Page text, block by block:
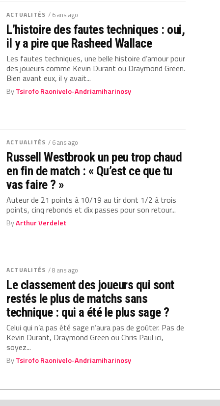
ACTUALITÉS / 6 ans ago
L’histoire des fautes techniques : oui,
il y a pire que Rasheed Wallace
Les fautes techniques, une belle histoire d’amour pour
des joueurs comme Kevin Durant ou Draymond Green.
Bien avant eux, il y avait...
ByTsirofo Raonivelo-Andriamiharinosy
ACTUALITÉS / 6 ans ago
Russell Westbrook un peu trop chaud
en fin de match : « Qu’est ce que tu
vas faire ? »
Auteur de 21 points à 10/19 au tir dont 1/2 à trois
points, cinq rebonds et dix passes pour son retour...
ByArthur Verdelet
ACTUALITÉS / 8 ans ago
Le classement des joueurs qui sont
restés le plus de matchs sans
technique : qui a été le plus sage ?
Celui qui n’a pas été sage n’aura pas de goûter. Pas de
Kevin Durant, Draymond Green ou Chris Paul ici,
soyez...
ByTsirofo Raonivelo-Andriamiharinosy